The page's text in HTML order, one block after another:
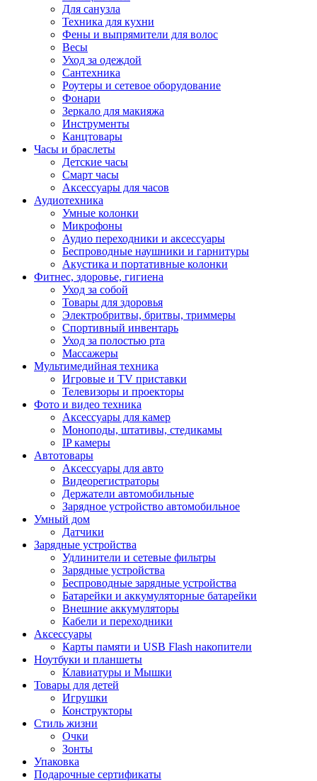
Для санузла
Техника для кухни
Фены и выпрямители для волос
Весы
Уход за одеждой
Сантехника
Роутеры и сетевое оборудование
Фонари
Зеркало для макияжа
Инструменты
Канцтовары
Часы и браслеты
Детские часы
Смарт часы
Аксессуары для часов
Аудиотехника
Умные колонки
Микрофоны
Аудио переходники и аксессуары
Беспроводные наушники и гарнитуры
Акустика и портативные колонки
Фитнес, здоровье, гигиена
Уход за собой
Товары для здоровья
Электробритвы, бритвы, триммеры
Спортивный инвентарь
Уход за полостью рта
Массажеры
Мультимедийная техника
Игровые и TV приставки
Телевизоры и проекторы
Фото и видео техника
Аксессуары для камер
Моноподы, штативы, стедикамы
IP камеры
Автотовары
Аксессуары для авто
Видеорегистраторы
Держатели автомобильные
Зарядное устройство автомобильное
Умный дом
Датчики
Зарядные устройства
Удлинители и сетевые фильтры
Зарядные устройства
Беспроводные зарядные устройства
Батарейки и аккумуляторные батарейки
Внешние аккумуляторы
Кабели и переходники
Аксессуары
Карты памяти и USB Flash накопители
Ноутбуки и планшеты
Клавиатуры и Мышки
Товары для детей
Игрушки
Конструкторы
Стиль жизни
Очки
Зонты
Упаковка
Подарочные сертификаты